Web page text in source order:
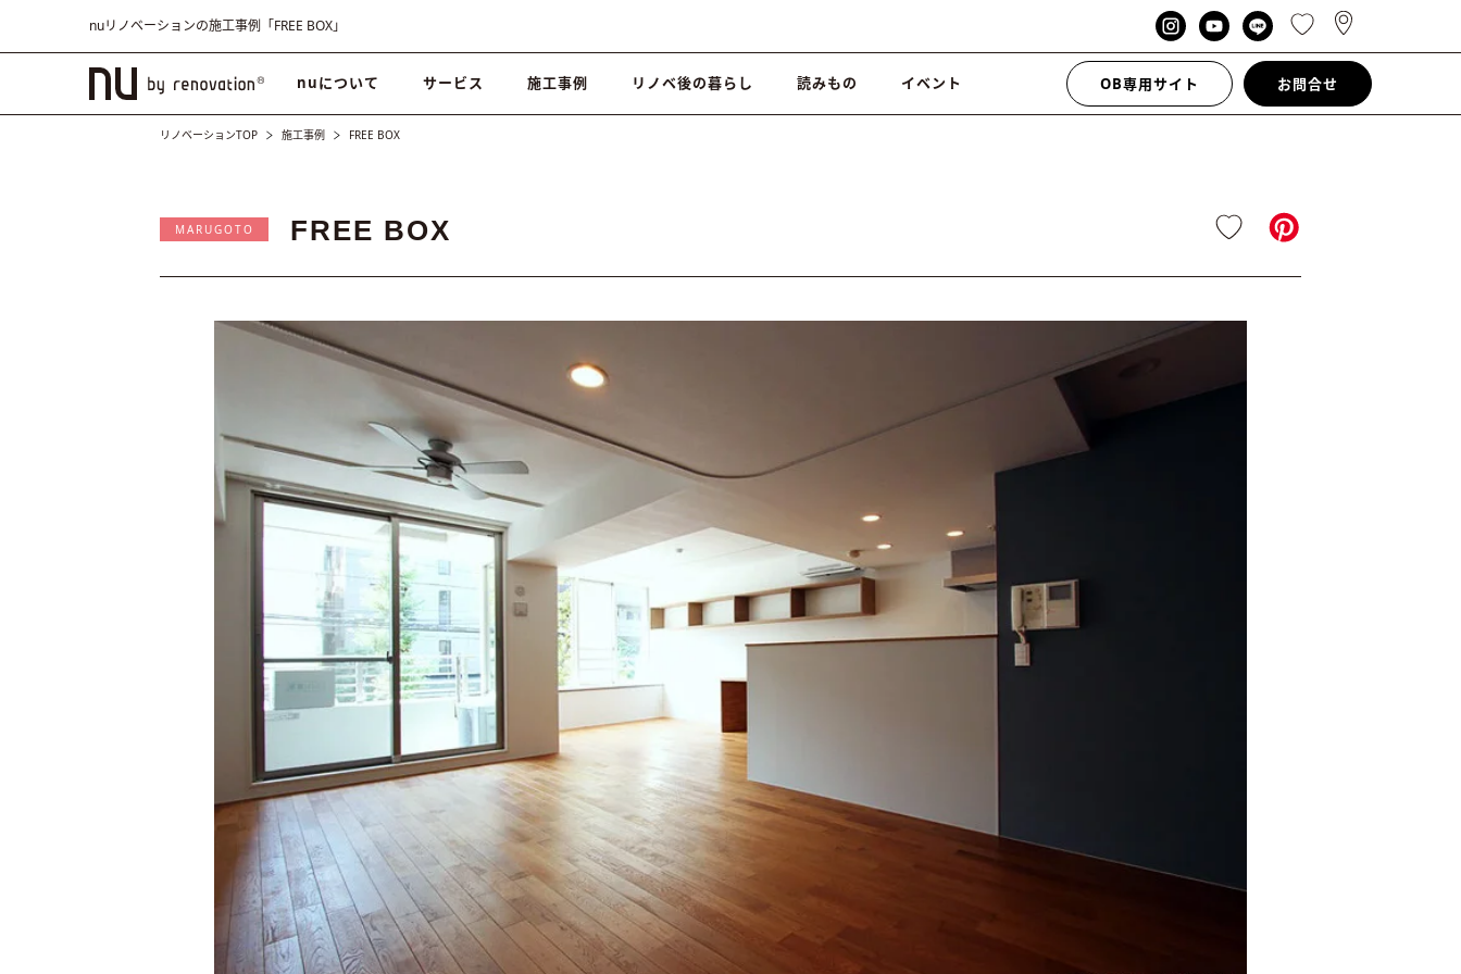
nuリノベーションの施工事例「FREE BOX」
nuについて サービス 施工事例 リノベ後の暮らし 読みもの イベント OB専用サイト お問合せ
リノベーションTOP 施工事例 FREE BOX
MARUGOTO FREE BOX